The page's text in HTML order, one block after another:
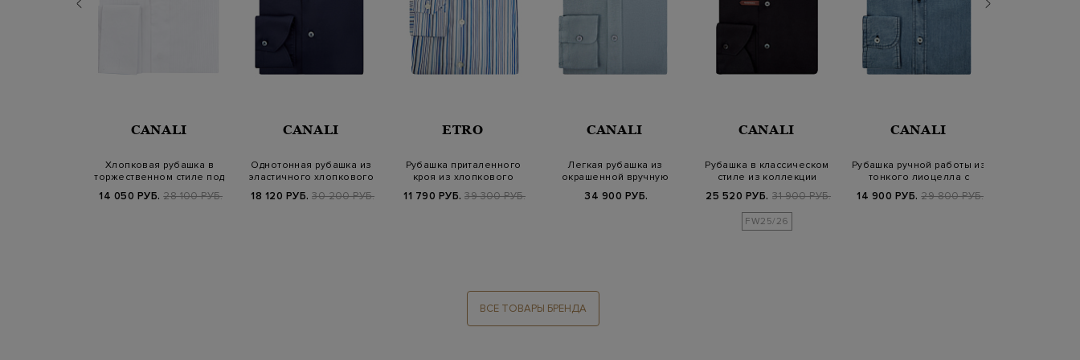
CANALI
Хлопковая рубашка в
торжественном стиле под
14 050 РУБ. 28 100 РУБ.
CANALI
Однотонная рубашка из
эластичного хлопкового
18 120 РУБ. 30 200 РУБ.
ETRO
Рубашка приталенного
кроя из хлопкового
11 790 РУБ. 39 300 РУБ.
CANALI
Легкая рубашка из
окрашенной вручную
34 900 РУБ.
CANALI
Рубашка в классическом
стиле из коллекции
25 520 РУБ. 31 900 РУБ.
FW25/26
CANALI
Рубашка ручной работы из
тонкого лиоцелла с
14 900 РУБ. 29 800 РУБ.
ВСЕ ТОВАРЫ БРЕНДА